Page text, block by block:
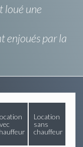
loué une
enjoués par la
Location
sans
chauffeur